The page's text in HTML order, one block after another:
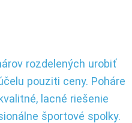
rozdelených urobiť
pouziti ceny. Poháre
lacné riešenie
športové spolky.